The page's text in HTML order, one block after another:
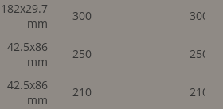
182x29.7
mm
300 300
42.5x86
mm
250 250
42.5x86
mm
210 210